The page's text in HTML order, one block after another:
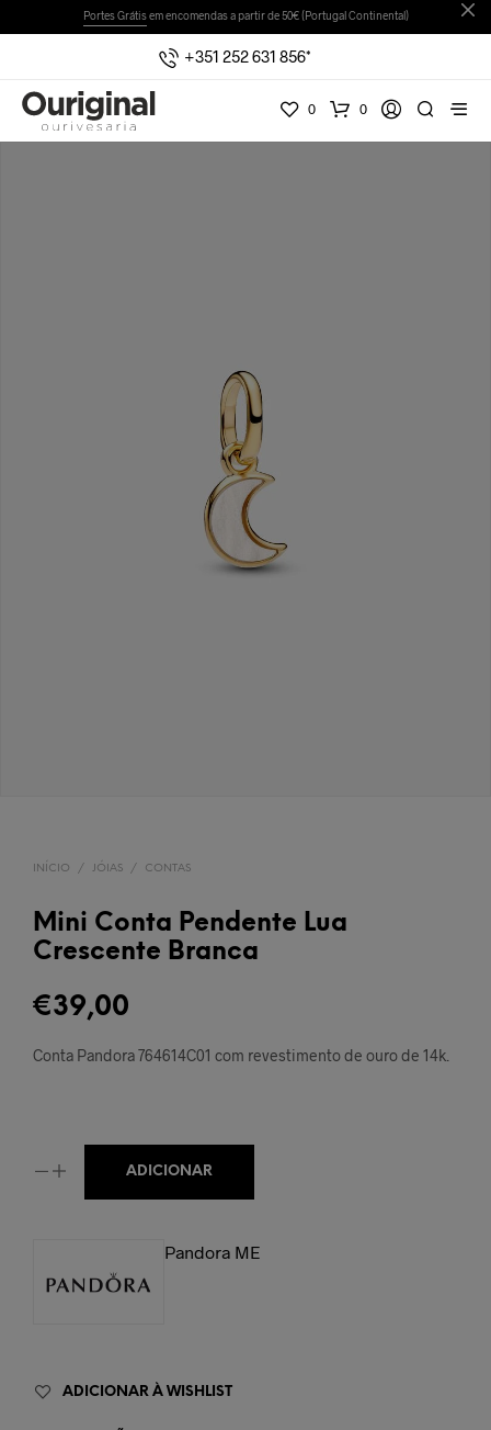
Portes Grátisem encomendas a partir de 50€ (Portugal Continental)
+351 252 631 856*
0 0
INÍCIO / JÓIAS / CONTAS
Mini Conta Pendente Lua
Crescente Branca
€39,00
Conta Pandora 764614C01 com revestimento de ouro de 14k.
ADICIONAR
Pandora ME
ADICIONAR À WISHLIST